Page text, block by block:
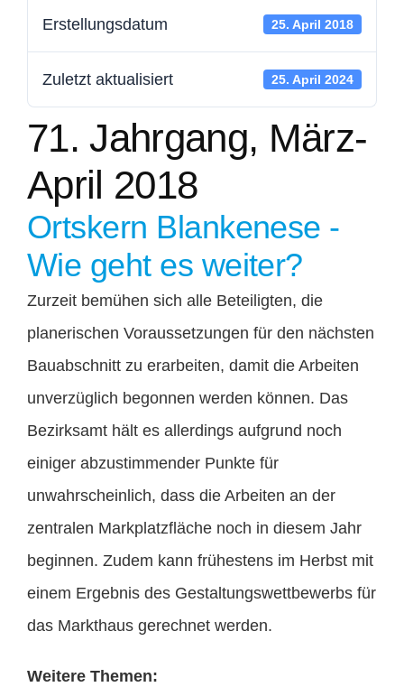
Mitglied werden
Kontakt
Spenden
Erstellungsdatum 25. April 2018
Zuletzt aktualisiert 25. April 2024
71. Jahrgang, März-
April 2018
Ortskern Blankenese -
Wie geht es weiter?
Zurzeit bemühen sich alle Beteiligten, die
planerischen Voraussetzungen für den nächsten
Bauabschnitt zu erarbeiten, damit die Arbeiten
unverzüglich begonnen werden können. Das
Bezirksamt hält es allerdings aufgrund noch
einiger abzustimmender Punkte für
unwahrscheinlich, dass die Arbeiten an der
zentralen Markplatzfläche noch in diesem Jahr
beginnen. Zudem kann frühestens im Herbst mit
einem Ergebnis des Gestaltungswettbewerbs für
das Markthaus gerechnet werden.
Weitere Themen: